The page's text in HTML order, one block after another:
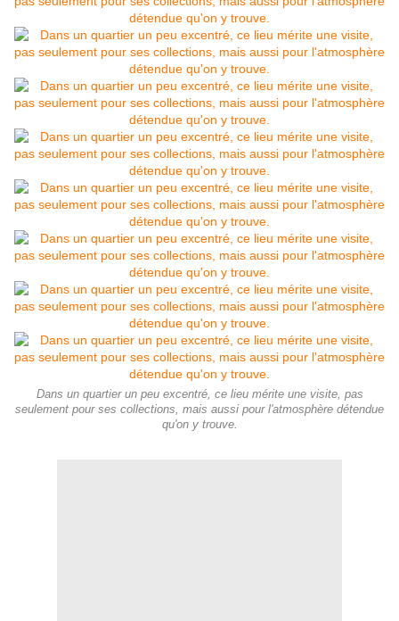
Dans un quartier un peu excentré, ce lieu mérite une visite, pas
seulement pour ses collections, mais aussi pour l'atmosphère détendue
qu'on y trouve.